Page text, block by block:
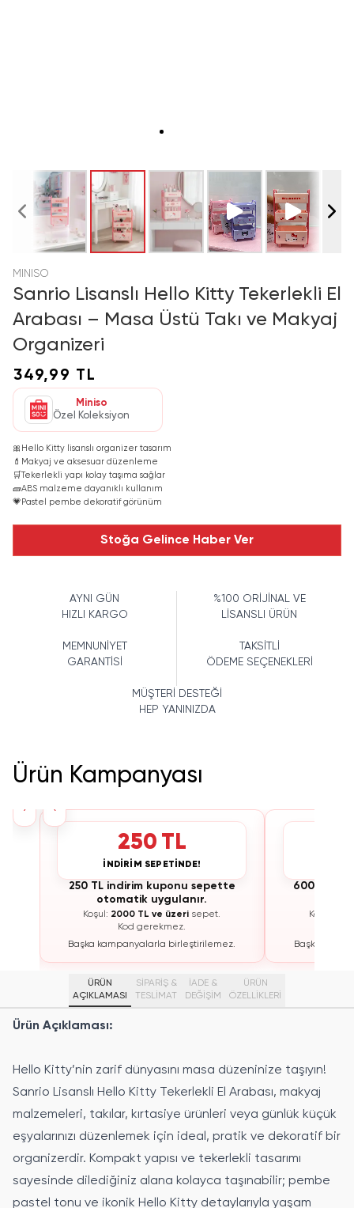
MINISO
Sanrio Lisanslı Hello Kitty Tekerlekli El
Arabası – Masa Üstü Takı ve Makyaj
Organizeri
349,99 TL
Miniso
Özel Koleksiyon
🎀 Hello Kitty lisanslı organizer tasarım
💄 Makyaj ve aksesuar düzenleme
🛒Tekerlekli yapı kolay taşıma sağlar
🧱ABS malzeme dayanıklı kullanım
💗 Pastel pembe dekoratif görünüm
Stoğa Gelince Haber Ver
AYNI GÜN
HIZLI KARGO
%100 ORİJİNAL VE
LİSANSLI ÜRÜN
MEMNUNİYET
GARANTİSİ
TAKSİTLİ
ÖDEME SEÇENEKLERİ
MÜŞTERİ DESTEĞİ
HEP YANINIZDA
Ürün Kampanyası
‹
›
250 TL
İNDİRİM SEPETİNDE!
250 TL indirim kuponu sepette
otomatik uygulanır.
Koşul: 2000 TL ve üzeri sepet.
Kod gerekmez.
Başka kampanyalarla birleştirilemez.
600 TL
Koşul:
Başka
ÜRÜN
AÇIKLAMASI
SİPARİŞ &
TESLİMAT
İADE &
DEĞİŞİM
ÜRÜN
ÖZELLIKLERI
Ürün Açıklaması:
Hello Kitty’nin zarif dünyasını masa düzeninize taşıyın!
Sanrio Lisanslı Hello Kitty Tekerlekli El Arabası, makyaj
malzemeleri, takılar, kırtasiye ürünleri veya günlük küçük
eşyalarınızı düzenlemek için ideal, pratik ve dekoratif bir
organizerdir. Kompakt yapısı ve tekerlekli tasarımı
sayesinde dilediğiniz alana kolayca taşınabilir; pembe
pastel tonu ve ikonik Hello Kitty detaylarıyla yaşam